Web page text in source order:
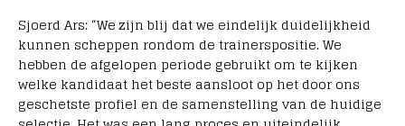
Sjoerd Ars: “We zijn blij dat we eindelijk duidelijkheid
kunnen scheppen rondom de trainerspositie. We
hebben de afgelopen periode gebruikt om te kijken
welke kandidaat het beste aansloot op het door ons
geschetste profiel en de samenstelling van de huidige